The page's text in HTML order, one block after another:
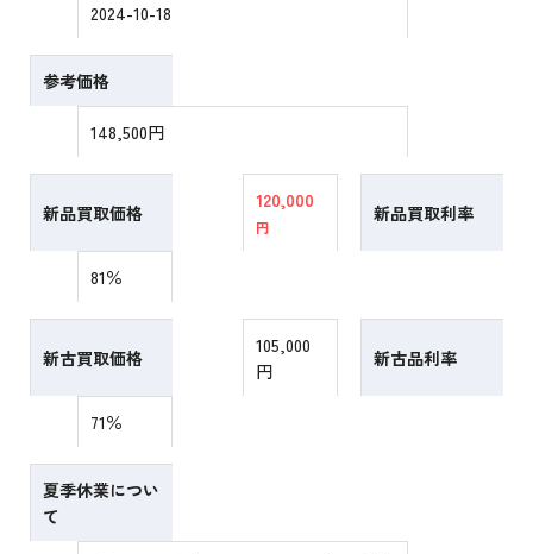
2024-10-18
参考価格
148,500円
新品買取価格
120,000
円
新品買取利率
81％
新古買取価格
105,000
円
新古品利率
71％
夏季休業につい
て